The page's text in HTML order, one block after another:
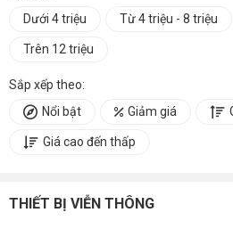
Dưới 4 triệu
Từ 4 triệu - 8 triệu
Trên 12 triệu
Sắp xếp theo:
Nổi bật
Giảm giá
Giá cao đến thấp
THIẾT BỊ VIỄN THÔNG